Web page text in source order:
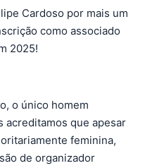
Cardoso por mais um
como associado
2025!
o único homem
acreditamos que apesar
feminina,
de organizador